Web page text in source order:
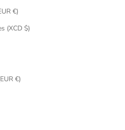
St. Pierre & Miquelon (EUR €)
St. Vincent & Grenadines (XCD $)
Svalbard & Jan Mayen (EUR €)